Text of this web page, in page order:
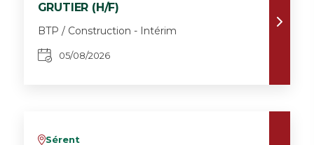
GRUTIER (H/F)
BTP / Construction - Intérim
05/08/2026
vSérent